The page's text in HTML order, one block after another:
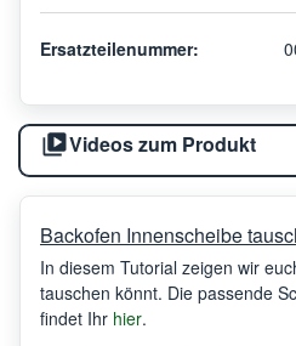
Ersatzteilenummer:
Videos zum Produkt
Backofen Innenscheibe
In diesem Tutorial zeigen wir
tauschen könnt. Die passende
findet Ihr hier.